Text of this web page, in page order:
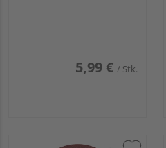
5,99 € / Stk.